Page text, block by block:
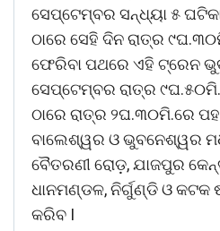
ସେପ୍ଟେମ୍ବର ସନ୍ଧ୍ୟା ୫
ଠାରେ ସେହି ଦିନ ରାତ୍ର
ଫେରିବା ପଥରେ ଏହି ଟ୍ରେନ
ସେପ୍ଟେମ୍ବର ରାତ୍ର
ଠାରେ ରାତ୍ର ୨ଘ.୩୦ମି.ରେ
ବାଲେଶ୍ୱର ଓ ଭୁବନେଶ୍ୱର
ବୈତରଣୀ ରୋଡ଼, ଯାଜପୁର
ଧାନମଣ୍ଡଳ, ନିର୍ଗୁଣ୍ଡି ଓ କଟକ
କରିବ I